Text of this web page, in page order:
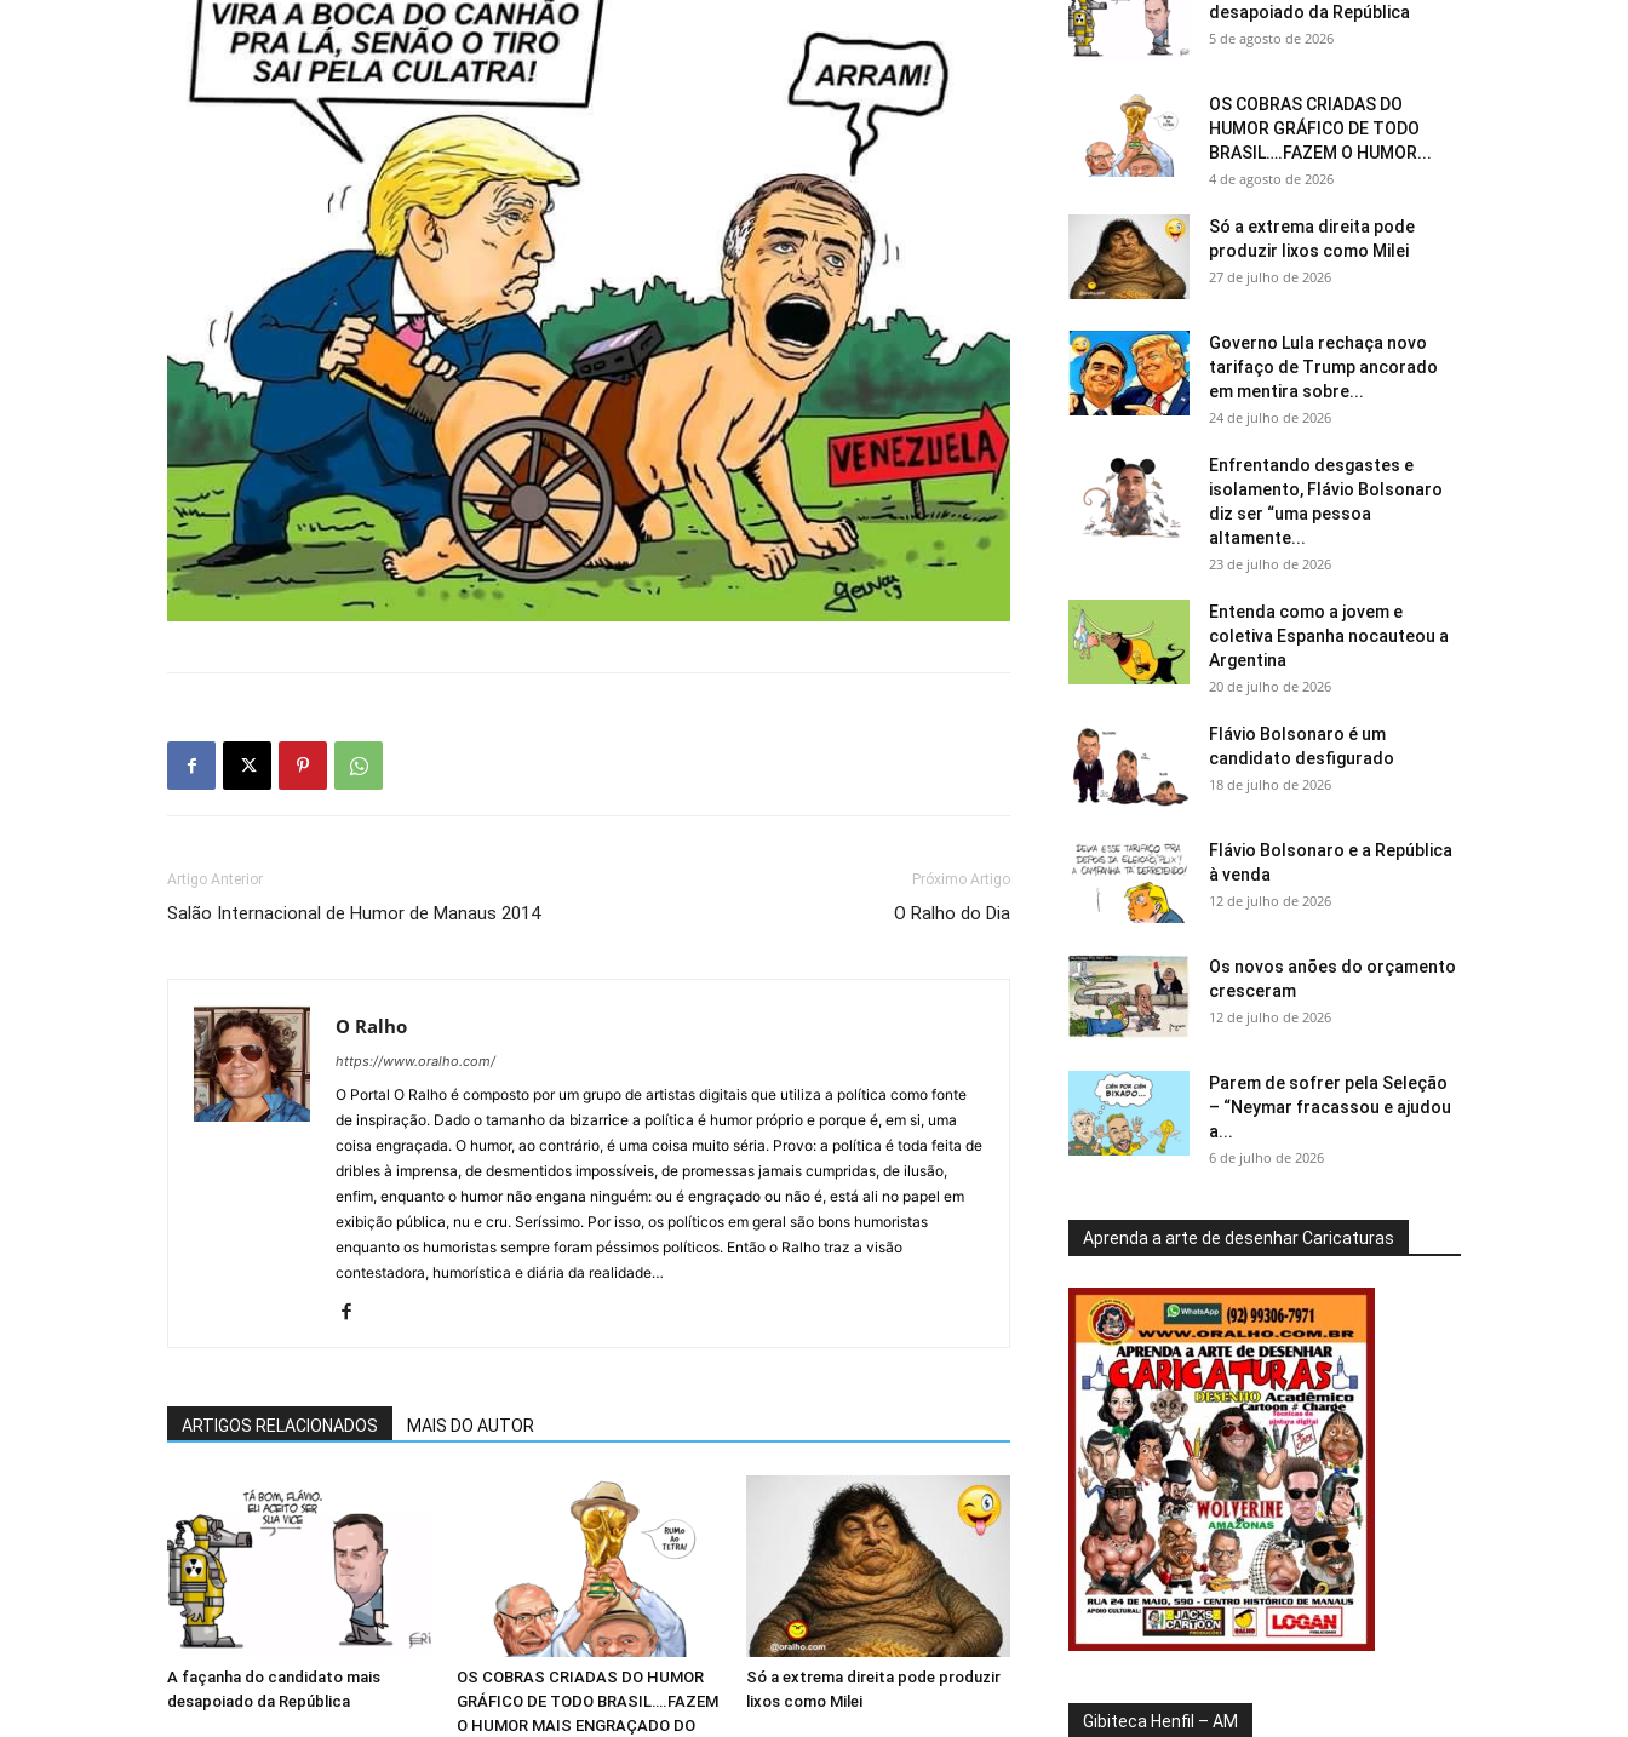
Artigo Anterior
Salão Internacional de Humor de Manaus 2014
Próximo Artigo
O Ralho do Dia
O Ralho
https://www.oralho.com/
O Portal O Ralho é composto por um grupo de artistas digitais que utiliza a política como fonte
de inspiração. Dado o tamanho da bizarrice a política é humor próprio e porque é, em si, uma
coisa engraçada. O humor, ao contrário, é uma coisa muito séria. Provo: a política é toda feita de
dribles à imprensa, de desmentidos impossíveis, de promessas jamais cumpridas, de ilusão,
enfim, enquanto o humor não engana ninguém: ou é engraçado ou não é, está ali no papel em
exibição pública, nu e cru. Seríssimo. Por isso, os políticos em geral são bons humoristas
enquanto os humoristas sempre foram péssimos políticos. Então o Ralho traz a visão
contestadora, humorística e diária da realidade…
ARTIGOS RELACIONADOS MAIS DO AUTOR
A façanha do candidato mais
desapoiado da República
OS COBRAS CRIADAS DO HUMOR
GRÁFICO DE TODO BRASIL….FAZEM
O HUMOR MAIS ENGRAÇADO DO
Só a extrema direita pode produzir
lixos como Milei
desapoiado da República
5 de agosto de 2026
OS COBRAS CRIADAS DO
HUMOR GRÁFICO DE TODO
BRASIL….FAZEM O HUMOR...
4 de agosto de 2026
Só a extrema direita pode
produzir lixos como Milei
27 de julho de 2026
Governo Lula rechaça novo
tarifaço de Trump ancorado
em mentira sobre...
24 de julho de 2026
Enfrentando desgastes e
isolamento, Flávio Bolsonaro
diz ser “uma pessoa
altamente...
23 de julho de 2026
Entenda como a jovem e
coletiva Espanha nocauteou a
Argentina
20 de julho de 2026
Flávio Bolsonaro é um
candidato desfigurado
18 de julho de 2026
Flávio Bolsonaro e a República
à venda
12 de julho de 2026
Os novos anões do orçamento
cresceram
12 de julho de 2026
Parem de sofrer pela Seleção
– “Neymar fracassou e ajudou
a...
6 de julho de 2026
Aprenda a arte de desenhar Caricaturas
Gibiteca Henfil – AM